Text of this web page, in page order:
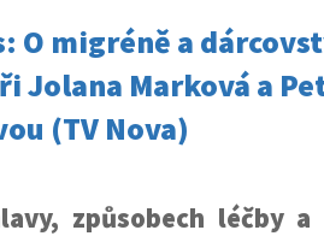
O migréně a
Jolana Marková a
(TV Nova)
způsobech léčby a